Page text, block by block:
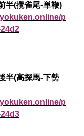
半(攬雀尾-単鞭)
p
半(高探馬-下勢
p